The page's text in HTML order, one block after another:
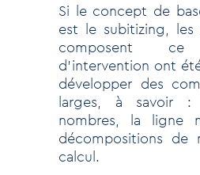
Si le concept de
est le subitizing,
composent ce
d’intervention ont
développer des
larges, à savoir
nombres, la ligne
décompositions de
calcul.